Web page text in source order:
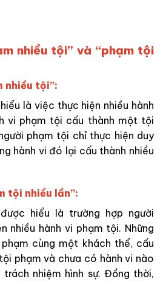
nhiều tội” và “phạm tội
nhiều tội”:
là việc thực hiện nhiều hành
vi phạm tội cấu thành một tội
phạm tội chỉ thực hiện duy
hành vi đó lại cấu thành nhiều
tội nhiều lần”:
hiểu là trường hợp người
nhiều hành vi phạm tội. Những
cùng một khách thể, cấu
phạm và chưa có hành vi nào
nhiệm hình sự. Đồng thời,